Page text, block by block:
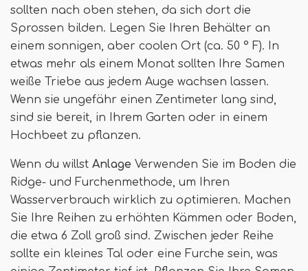
sollten nach oben stehen, da sich dort die
Sprossen bilden. Legen Sie Ihren Behälter an
einem sonnigen, aber coolen Ort (ca. 50 ° F). In
etwas mehr als einem Monat sollten Ihre Samen
weiße Triebe aus jedem Auge wachsen lassen.
Wenn sie ungefähr einen Zentimeter lang sind,
sind sie bereit, in Ihrem Garten oder in einem
Hochbeet zu pflanzen.
Wenn du willst Anlage Verwenden Sie im Boden die
Ridge- und Furchenmethode, um Ihren
Wasserverbrauch wirklich zu optimieren. Machen
Sie Ihre Reihen zu erhöhten Kämmen oder Boden,
die etwa 6 Zoll groß sind. Zwischen jeder Reihe
sollte ein kleines Tal oder eine Furche sein, was